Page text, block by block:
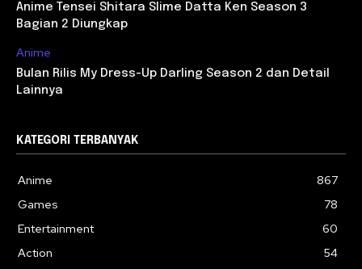
Anime Tensei Shitara Slime Datta Ken Season 3
Bagian 2 Diungkap
Anime
Bulan Rilis My Dress-Up Darling Season 2 dan Detail
Lainnya
KATEGORI TERBANYAK
Anime
867
Games
78
Entertainment
60
Action
54